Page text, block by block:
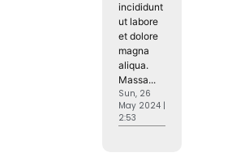
incididunt
ut labore
et dolore
magna
aliqua.
Massa...
Sun, 26
May 2024 |
2:53